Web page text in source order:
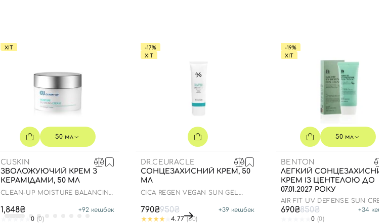
ХІТ
50 мл
CUSKIN
ЗВОЛОЖУЮЧИЙ КРЕМ З
КЕРАМІДАМИ, 50 МЛ
CLEAN-UP MOISTURE BALANCING
1,848₴ +92 кешбек
0 (0)
-17%
ХІТ
DR.CEURACLE
СОНЦЕЗАХИСНИЙ КРЕМ, 50
МЛ
СICA REGEN VEGAN SUN GEL
790₴950₴ +39 кешбек
4.77 (30)
-19%
ХІТ
50 мл
BENTON
ЛЕГКИЙ
КРЕМ ІЗ ЦЕНТЕЛОЮ ДО
07.01.2027 РОКУ
AIR FIT UV DEFENSE SUN
SPF50
690₴850₴ +34
0 (0)